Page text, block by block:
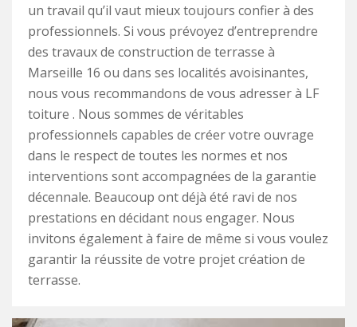
un travail qu’il vaut mieux toujours confier à des
professionnels. Si vous prévoyez d’entreprendre
des travaux de construction de terrasse à
Marseille 16 ou dans ses localités avoisinantes,
nous vous recommandons de vous adresser à LF
toiture . Nous sommes de véritables
professionnels capables de créer votre ouvrage
dans le respect de toutes les normes et nos
interventions sont accompagnées de la garantie
décennale. Beaucoup ont déjà été ravi de nos
prestations en décidant nous engager. Nous
invitons également à faire de même si vous voulez
garantir la réussite de votre projet création de
terrasse.